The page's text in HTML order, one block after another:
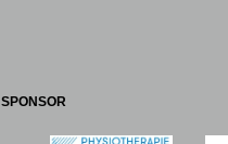
SPONSOR